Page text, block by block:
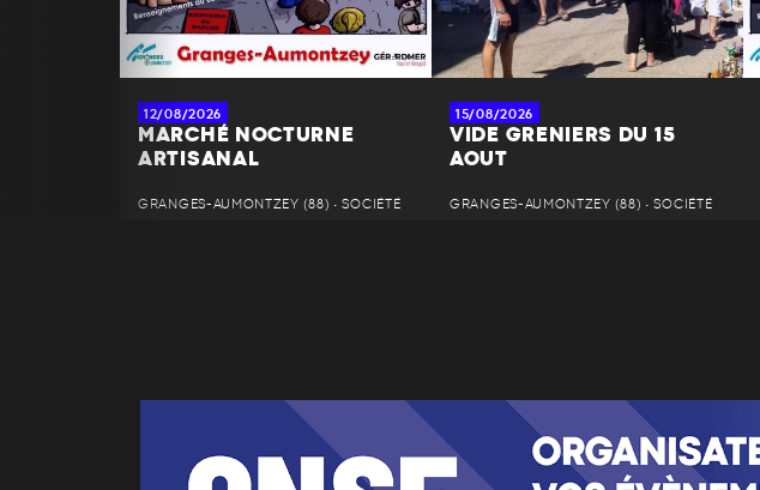
12/08/2026
MARCHÉ NOCTURNE
ARTISANAL
GRANGES-AUMONTZEY (88) • SOCIÉTÉ
15/08/2026
VIDE GRENIERS DU 15
AOUT
GRANGES-AUMONTZEY (88) • SOCIÉTÉ